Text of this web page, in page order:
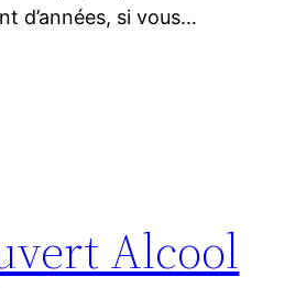
d’années, si vous…
Alcool